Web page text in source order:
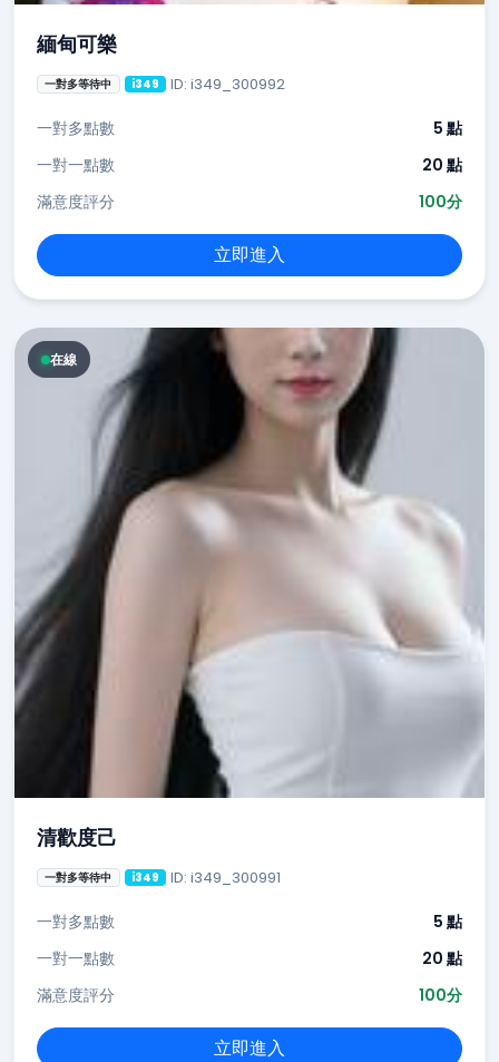
緬甸可樂
一對多等待中 i349 ID: i349_300992
一對多點數
5 點
一對一點數
20 點
滿意度評分
100分
立即進入
在線
清歡度己
一對多等待中 i349 ID: i349_300991
一對多點數
5 點
一對一點數
20 點
滿意度評分
100分
立即進入